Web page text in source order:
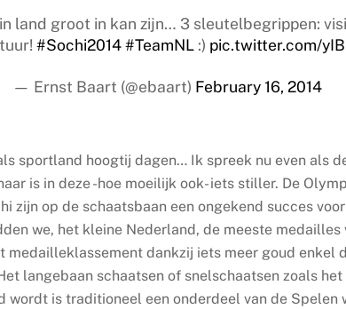
land groot in kan zijn… 3 sleutelbegrippen:
#Sochi2014 #TeamNL:) pic.twitter.com/
— Ernst Baart (@ebaart) February 16, 2014
sportland hoogtij dagen… Ik spreek nu even als
is in deze -hoe moeilijk ook- iets stiller. De
zijn op de schaatsbaan een ongekend succes
we, het kleine Nederland, de meeste medailles
medailleklassement dankzij iets meer goud enkel
langebaan schaatsen of snelschaatsen zoals het
wordt is traditioneel een onderdeel van de Spelen